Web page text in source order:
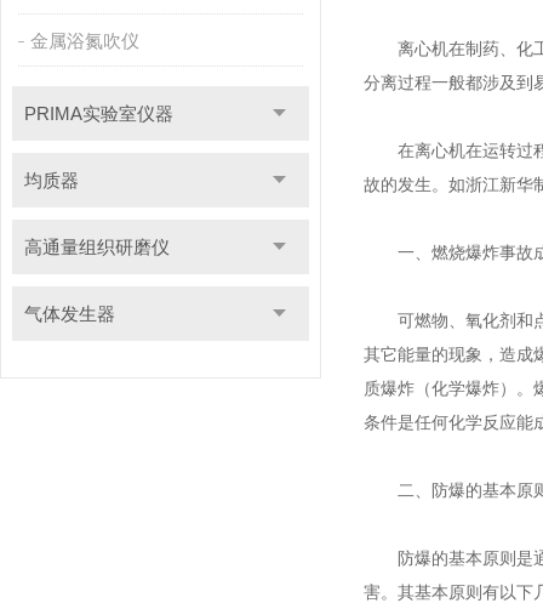
金属浴氮吹仪
PRIMA实验室仪器
均质器
高通量组织研磨仪
气体发生器
离心机在制药、化工
分离过程一般都涉及到
在离心机在运转过程
故的发生。如浙江新华
一、燃烧爆炸事故
可燃物、氧化剂和点
其它能量的现象，造成
质爆炸（化学爆炸）。
条件是任何化学反应能
二、防爆的基本原
防爆的基本原则是通
害。其基本原则有以下